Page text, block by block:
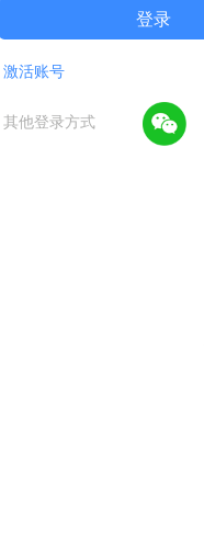
激活账号
其他登录方式